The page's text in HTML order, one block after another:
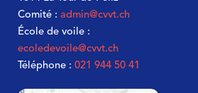
Comité : admin@cvvt.ch
École de voile :
ecoledevoile@cvvt.ch
Téléphone : 021 944 50 41